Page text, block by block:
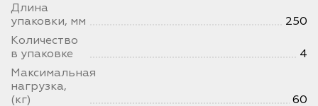
Длина
упаковки, мм
250
Количество
в упаковке
4
Максимальная
нагрузка,
(кг)
60